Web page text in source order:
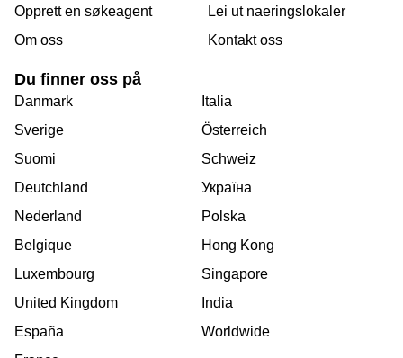
Opprett en søkeagent
Om oss
Lei ut naeringslokaler
Kontakt oss
Du finner oss på
Danmark
Sverige
Suomi
Deutchland
Nederland
Belgique
Luxembourg
United Kingdom
España
Italia
Österreich
Schweiz
Україна
Polska
Hong Kong
Singapore
India
Worldwide